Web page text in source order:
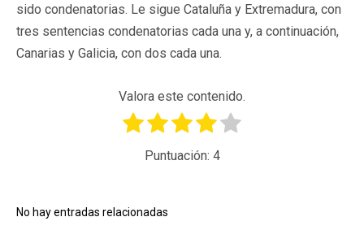
sido condenatorias. Le sigue Cataluña y Extremadura, con
tres sentencias condenatorias cada una y, a continuación,
Canarias y Galicia, con dos cada una.
Valora este contenido.
Puntuación: 4
No hay entradas relacionadas